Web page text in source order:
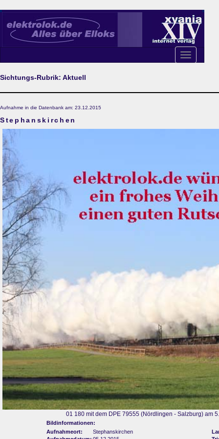
Toggle
navigation
Sichtungs-Rubrik: Aktuell
Aufnahme in die Datenbank am: 23.12.2015
Stephanskirchen
01 180 mit dem DPE 79555 (Nördlingen - Salzburg) am
Bildinformationen:
Aufnahmeort:
Stephanskirchen